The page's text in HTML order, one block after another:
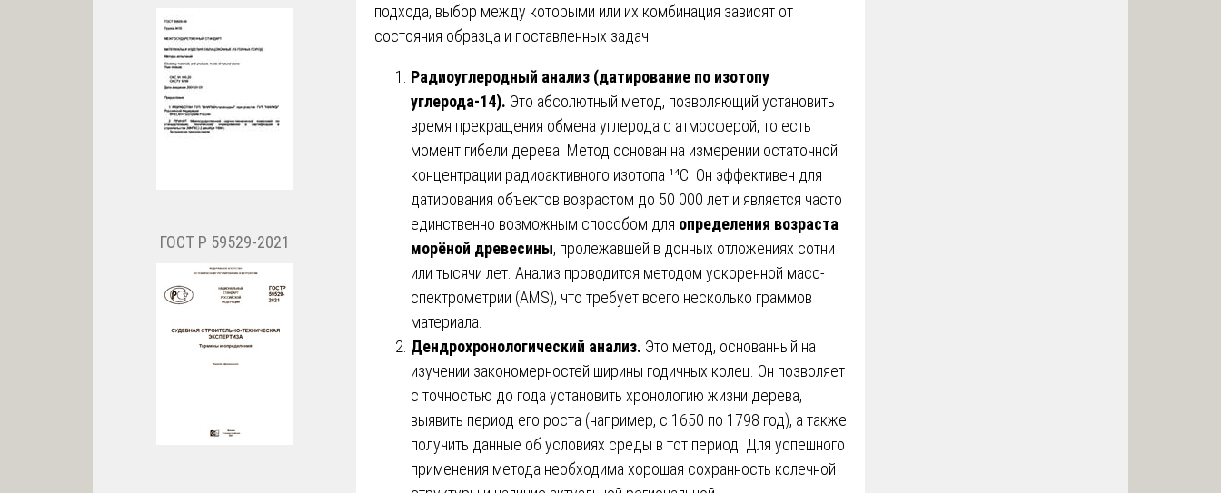
подхода, выбор между которыми или их комбинация зависят от
состояния образца и поставленных задач:
Радиоуглеродный анализ (датирование по изотопу
углерода-14). Это абсолютный метод, позволяющий установить
время прекращения обмена углерода с атмосферой, то есть
момент гибели дерева. Метод основан на измерении остаточной
концентрации радиоактивного изотопа ¹⁴C. Он эффективен для
датирования объектов возрастом до 50 000 лет и является часто
единственно возможным способом для определения возраста
морёной древесины, пролежавшей в донных отложениях сотни
или тысячи лет. Анализ проводится методом ускоренной масс-
спектрометрии (AMS), что требует всего несколько граммов
материала.
Дендрохронологический анализ. Это метод, основанный на
изучении закономерностей ширины годичных колец. Он позволяет
с точностью до года установить хронологию жизни дерева,
выявить период его роста (например, с 1650 по 1798 год), а также
получить данные об условиях среды в тот период. Для успешного
применения метода необходима хорошая сохранность колечной
ГОСТ Р 59529-2021